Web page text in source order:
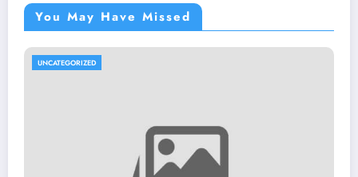
You May Have Missed
UNCATEGORIZED